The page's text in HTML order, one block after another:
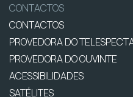
CONTACTOS
CONTACTOS
PROVEDORA DO
PROVEDORA DO OUVINTE
ACESSIBILIDADES
SATÉLITES